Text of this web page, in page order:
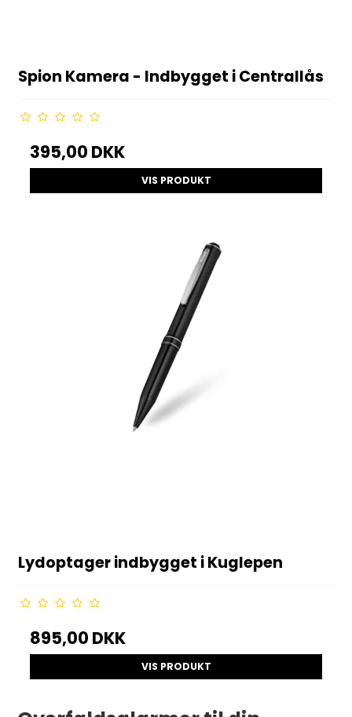
Spion Kamera - Indbygget i Centrallås
395,00 DKK
VIS PRODUKT
Lydoptager indbygget i Kuglepen
895,00 DKK
VIS PRODUKT